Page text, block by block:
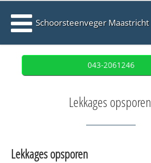
Schoorsteenveger Maastricht
043-2061246
Lekkages opsporen
Lekkages opsporen